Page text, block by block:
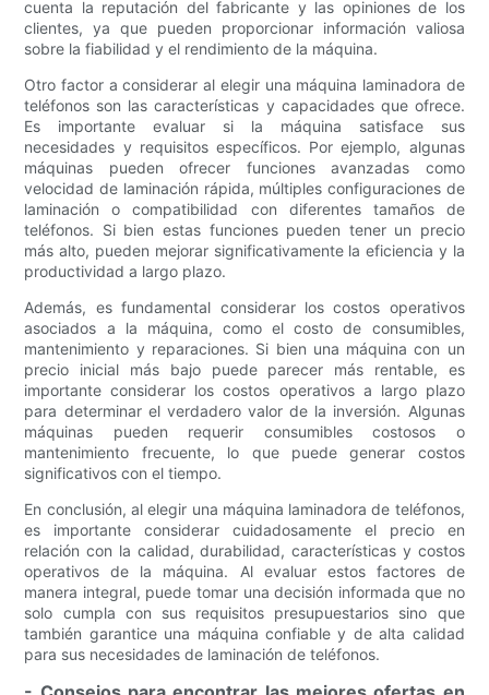
cuenta la reputación del fabricante y las opiniones de los
clientes, ya que pueden proporcionar información valiosa
sobre la fiabilidad y el rendimiento de la máquina.
Otro factor a considerar al elegir una máquina laminadora de
teléfonos son las características y capacidades que ofrece.
Es importante evaluar si la máquina satisface sus
necesidades y requisitos específicos. Por ejemplo, algunas
máquinas pueden ofrecer funciones avanzadas como
velocidad de laminación rápida, múltiples configuraciones de
laminación o compatibilidad con diferentes tamaños de
teléfonos. Si bien estas funciones pueden tener un precio
más alto, pueden mejorar significativamente la eficiencia y la
productividad a largo plazo.
Además, es fundamental considerar los costos operativos
asociados a la máquina, como el costo de consumibles,
mantenimiento y reparaciones. Si bien una máquina con un
precio inicial más bajo puede parecer más rentable, es
importante considerar los costos operativos a largo plazo
para determinar el verdadero valor de la inversión. Algunas
máquinas pueden requerir consumibles costosos o
mantenimiento frecuente, lo que puede generar costos
significativos con el tiempo.
En conclusión, al elegir una máquina laminadora de teléfonos,
es importante considerar cuidadosamente el precio en
relación con la calidad, durabilidad, características y costos
operativos de la máquina. Al evaluar estos factores de
manera integral, puede tomar una decisión informada que no
solo cumpla con sus requisitos presupuestarios sino que
también garantice una máquina confiable y de alta calidad
para sus necesidades de laminación de teléfonos.